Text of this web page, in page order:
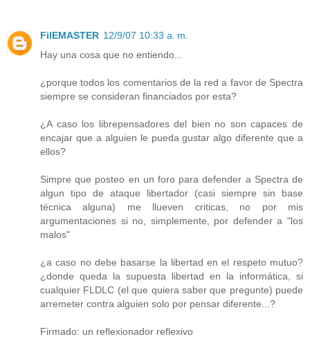
FilEMASTER 12/9/07 10:33 a. m.
Hay una cosa que no entiendo...
¿porque todos los comentarios de la red a favor de Spectra
siempre se consideran financiados por esta?
¿A caso los librepensadores del bien no son capaces de
encajar que a alguien le pueda gustar algo diferente que a
ellos?
Simpre que posteo en un foro para defender a Spectra de
algun tipo de ataque libertador (casi siempre sin base
técnica alguna) me llueven criticas, no por mis
argumentaciones si no, simplemente, por defender a "los
malos"
¿a caso no debe basarse la libertad en el respeto mutuo?
¿donde queda la supuesta libertad en la informática, si
cualquier FLDLC (el que quiera saber que pregunte) puede
arremeter contra alguien solo por pensar diferente...?
Firmado: un reflexionador reflexivo